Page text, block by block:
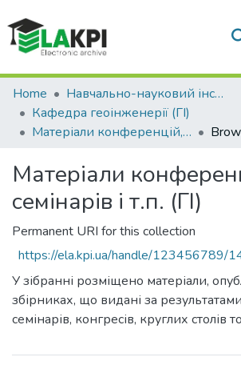
Communities & Collections
All of DSpace
Home
Навчально-науковий інститут енергозбереження та енергоменеджменту (НН ІЕЕ)
Кафедра геоінженерії (ГІ)
Матеріали конференцій, семінарів і т.п. (ГІ)
Матеріали
семінарів і т.п. (ГІ)
Permanent URI for this collection
https://ela.kpi.ua/handle/123456789/
У зібранні розміщено матеріали,
збірниках, що видані за
семінарів, конгресів, круглих столів